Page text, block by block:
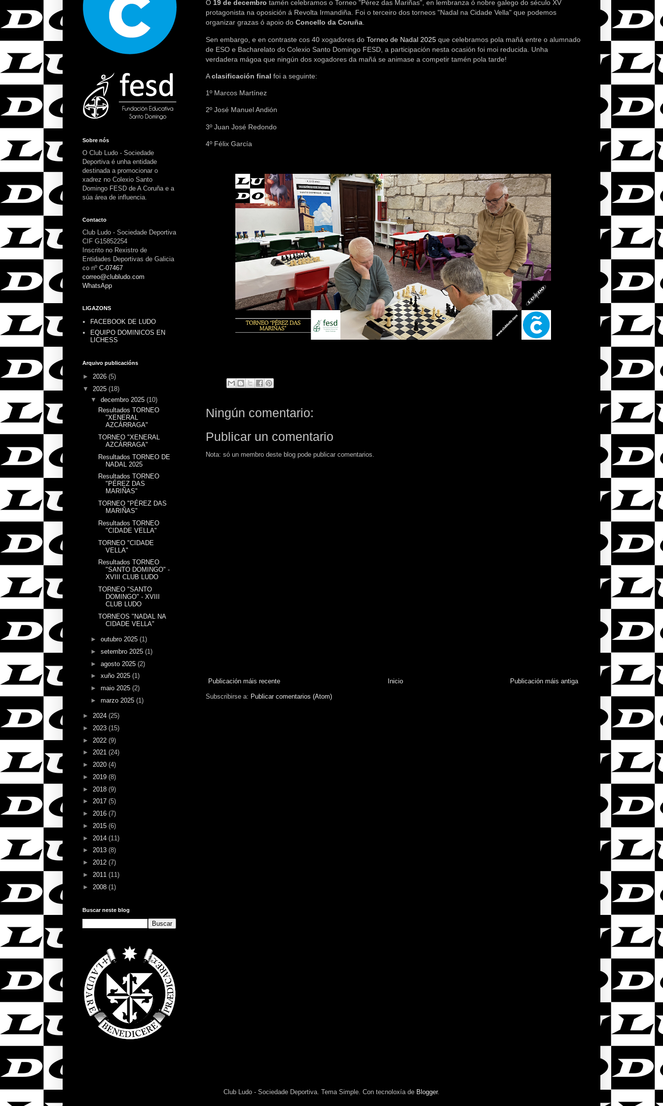
O 19 de decembro tamén celebramos o Torneo "Pérez das Mariñas", en lembranza ó nobre galego do século XV
protagonista na oposición á Revolta Irmandiña. Foi o terceiro dos torneos "Nadal na Cidade Vella" que podemos
organizar grazas ó apoio do Concello da Coruña.
Sen embargo, e en contraste cos 40 xogadores do Torneo de Nadal 2025 que celebramos pola mañá entre o alumnado
de ESO e Bacharelato do Colexio Santo Domingo FESD, a participación nesta ocasión foi moi reducida. Unha
verdadera mágoa que ningún dos xogadores da mañá se animase a competir tamén pola tarde!
Aclasificación final foi a seguinte:
1º Marcos Martínez
2º José Manuel Andión
3º Juan José Redondo
4º Félix García
Ningún comentario:
Publicar un comentario
Nota: só un membro deste blog pode publicar comentarios.
Publicación máis recente Publicación máis antiga
Inicio
Subscribirse a: Publicar comentarios (Atom)
Sobre nós
O Club Ludo - Sociedade
Deportiva é unha entidade
destinada a promocionar o
xadrez no Colexio Santo
Domingo FESD de A Coruña e a
súa área de influencia.
Contacto
Club Ludo - Sociedade Deportiva
CIF G15852254
Inscrito no Rexistro de
Entidades Deportivas de Galicia
co nº C-07467
correo@clubludo.com
WhatsApp
LIGAZONS
FACEBOOK DE LUDO
EQUIPO DOMINICOS EN
LICHESS
Arquivo publicacións
► 2026 (5)
▼ 2025 (18)
▼ decembro 2025 (10)
Resultados TORNEO
"XENERAL
AZCÁRRAGA"
TORNEO "XENERAL
AZCÁRRAGA"
Resultados TORNEO DE
NADAL 2025
Resultados TORNEO
"PÉREZ DAS
MARIÑAS"
TORNEO "PÉREZ DAS
MARIÑAS"
Resultados TORNEO
"CIDADE VELLA"
TORNEO "CIDADE
VELLA"
Resultados TORNEO
"SANTO DOMINGO" -
XVIII CLUB LUDO
TORNEO "SANTO
DOMINGO" - XVIII
CLUB LUDO
TORNEOS "NADAL NA
CIDADE VELLA"
► outubro 2025 (1)
► setembro 2025 (1)
► agosto 2025 (2)
► xuño 2025 (1)
► maio 2025 (2)
► marzo 2025 (1)
► 2024 (25)
► 2023 (15)
► 2022 (9)
► 2021 (24)
► 2020 (4)
► 2019 (8)
► 2018 (9)
► 2017 (5)
► 2016 (7)
► 2015 (6)
► 2014 (11)
► 2013 (8)
► 2012 (7)
► 2011 (11)
► 2008 (1)
Buscar neste blog
Club Ludo - Sociedade Deportiva. Tema Simple. Con tecnoloxía de Blogger.